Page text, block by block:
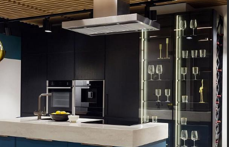
Boyard, Blum Хай-тек, Минимализм